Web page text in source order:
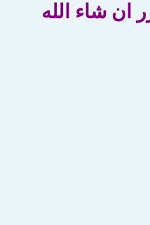
ان شاء الله